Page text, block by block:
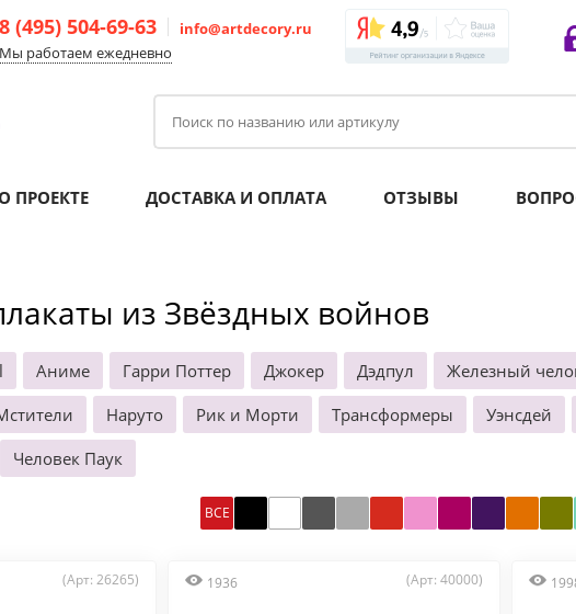
8 (495) 504-69-63
info@artdecory.ru
Мы работаем ежедневно
ПРОЕКТЕ ДОСТАВКА И ОПЛАТА ОТЗЫВЫ
из Звёздных войнов
Аниме Гарри Поттер Джокер Дэдпул Железный
Наруто Рик и Морти Трансформеры Уэнсдей
Человек Паук
ВСЕ
(Арт: 26265) 1936 (Арт: 40000)